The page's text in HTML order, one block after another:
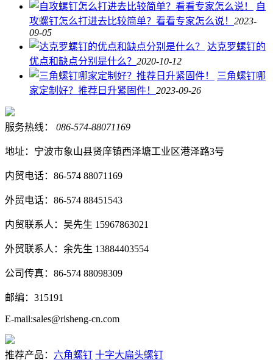
自
攻螺钉怎么打进去比较简单？看看专家怎么说！ 2023-
09-05
达克罗螺钉的
优点和缺点分别是什么？ 2020-10-12
三角螺钉哪
家定制好？推荐日升紧固件！ 2023-09-26
服务热线： 086-574-88071169
地址：宁波市象山县贤庠镇西泽塘工业区港泽路3号
内贸电话：86-574 88071169
外贸电话：86-574 88451543
内贸联系人：吴先生 15967863021
外贸联系人：余先生 13884403554
公司传真：86-574 88098309
邮编：315191
E-mail:sales@risheng-cn.com
推荐产品： 六角螺钉 十字大扁头螺钉